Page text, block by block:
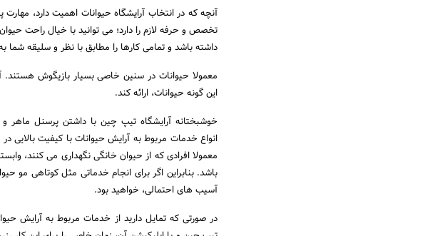
آنچه که در انتخاب آرایشگاه حیوانات اهمیت دارد،
تخصص و حرفه لازم را دارد؛ می توانید با خیال راحت
داشته باشد و تمامی کارها را مطابق با نظر و سلیقه
معمولا حیوانات در سنین خاصی بسیار بازیگوش هستند.
این گونه حیوانات، ارائه کند.
خوشبختانه آرایشگاه تیپ چین با داشتن پرسنل ماهر
انواع خدمات مربوط به آرایش حیوانات با کیفیت بالایی
معمولا افرادی که از حیوان خانگی نگهداری می کنند،
باشد. بنابراین اگر برای انجام خدماتی مثل کوتاهی مو
آسیب ‌های احتمالی، خواهید بود.
در صورتی که تمایل دارید از خدمات مربوط به آرایش